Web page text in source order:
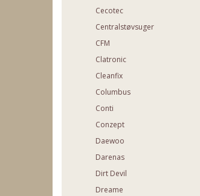
Cecotec
Centralstøvsuger
CFM
Clatronic
Cleanfix
Columbus
Conti
Conzept
Daewoo
Darenas
Dirt Devil
Dreame